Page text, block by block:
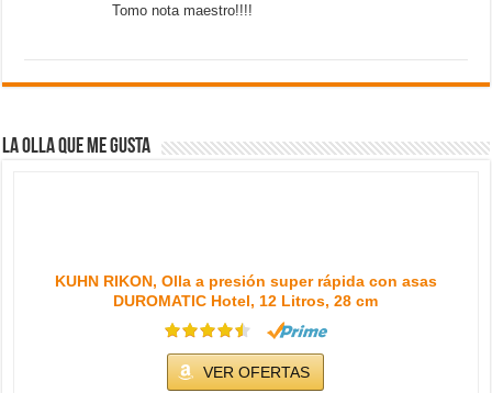
Tomo nota maestro!!!!
La olla que me gusta
KUHN RIKON, Olla a presión super rápida con asas
DUROMATIC Hotel, 12 Litros, 28 cm
VER OFERTAS